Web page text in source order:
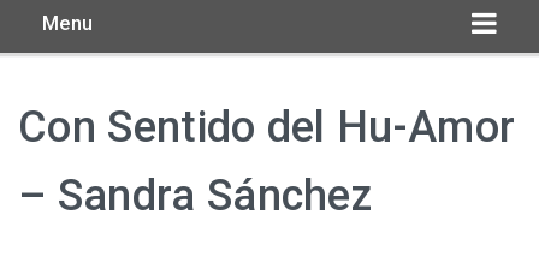
Menu
Con Sentido del Hu-Amor
– Sandra Sánchez